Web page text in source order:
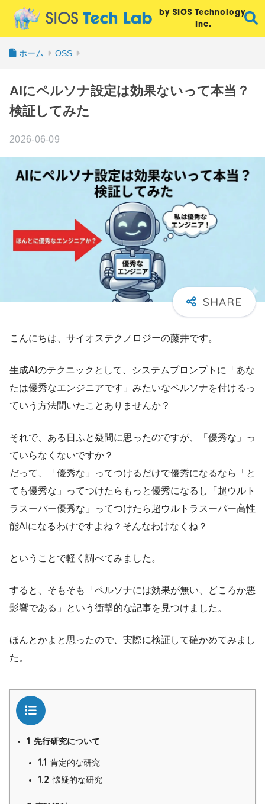
by SIOS Technology,
Inc.
ホーム OSS
AIにペルソナ設定は効果ないって本当？
検証してみた
2026-06-09
こんにちは、サイオステクノロジーの藤井です。
生成AIのテクニックとして、システムプロンプトに「あな
たは優秀なエンジニアです」みたいなペルソナを付けるっ
ていう方法聞いたことありませんか？
それで、ある日ふと疑問に思ったのですが、「優秀な」っ
ていらなくないですか？
だって、「優秀な」ってつけるだけで優秀になるなら「と
ても優秀な」ってつけたらもっと優秀になるし「超ウルト
ラスーパー優秀な」ってつけたら超ウルトラスーパー高性
能AIになるわけですよね？そんなわけなくね？
ということで軽く調べてみました。
すると、そもそも「ペルソナには効果が無い、どころか悪
影響である」という衝撃的な記事を見つけました。
ほんとかよと思ったので、実際に検証して確かめてみまし
た。
目次
1 先行研究について
1.1 肯定的な研究
1.2 懐疑的な研究